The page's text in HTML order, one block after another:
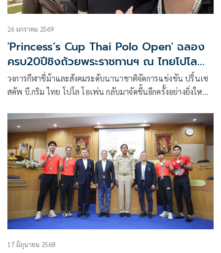
26 มกราคม 2569
'Princess’s Cup Thai Polo Open' ฉลอง
ครบ20ปีชิงถ้วยพระราชทานฯ ณ ไทยโปโล
คลับพัทยา
วงการกีฬาขี่ม้าและสังคมระดับนานาชาติจัดการแข่งขัน ปริ้นเซ
สคัพ บี.กริม ไทย โปโล โอเพ่น กลับมาจัดขึ้นอีกครั้งอย่างยิ่งใหญ่
24 มกราคมที่ผ่านมา โดยเป็นการแข่งขันเพื่อชิงถ้วย
พระราชทานสมเด็จพระกนิษฐาธิราชเจ้า กรมสมเด็จพระเทพ
รัตนราชสุดาฯสยามบรมราชกุมารี
17 มิถุนายน 2568